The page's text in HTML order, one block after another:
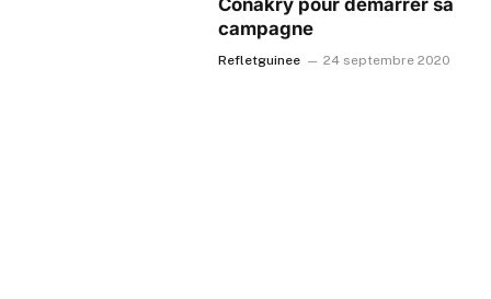
Conakry pour démarrer sa
campagne
Refletguinee 24 septembre 2020